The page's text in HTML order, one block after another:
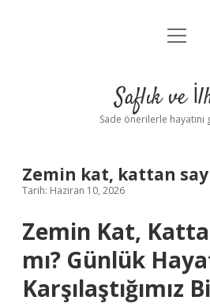
Anasayfa
Yasal Uyarı
menüyü
Saflık ve
Sade önerilerle hayatını
Zemin kat, kattan
Tarih: Haziran 10, 2026
Zemin Kat,
mı? Günlük
Karşılaştığımız